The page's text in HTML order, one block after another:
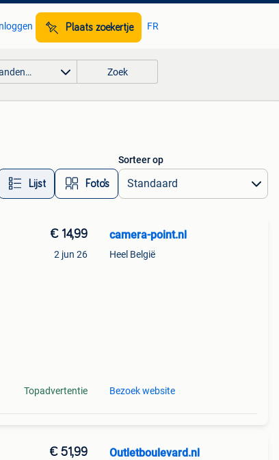
Plaats zoekertje FR
Zoek
Lijst Foto’s
Sorteer op
€ 14,99
2 jun 26
Topadvertentie
camera-point.nl
Heel België
Bezoek website
€ 51,99 Outletboulevard.nl